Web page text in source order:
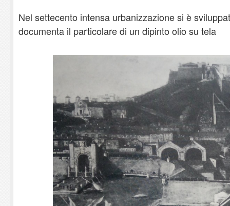
Nel settecento intensa urbanizzazione si è
documenta il particolare di un dipinto olio su tela